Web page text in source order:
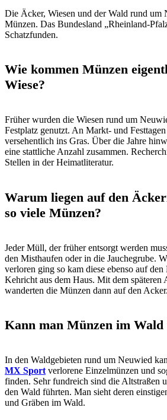
Die Äcker, Wiesen und der Wald rund um
Münzen. Das Bundesland „Rheinland-
Schatzfunden.
Wie kommen Münzen
Wiese?
Früher wurden die Wiesen rund um
Festplatz genutzt. An Markt- und
versehentlich ins Gras. Über die Jahre
eine stattliche Anzahl zusammen.
Stellen in der Heimatliteratur.
Warum liegen auf den
so viele Münzen?
Jeder Müll, der früher entsorgt werden
den Misthaufen oder in die Jauchegrube.
verloren ging so kam diese ebenso auf
Kehricht aus dem Haus. Mit dem späteren
wanderten die Münzen dann auf den Acker.
Kann man Münzen im Wald
In den Waldgebieten rund um Neuwied
MX Sport verlorene Einzelmünzen und
finden. Sehr fundreich sind die Altstraßen
den Wald führten. Man sieht deren
und Gräben im Wald.